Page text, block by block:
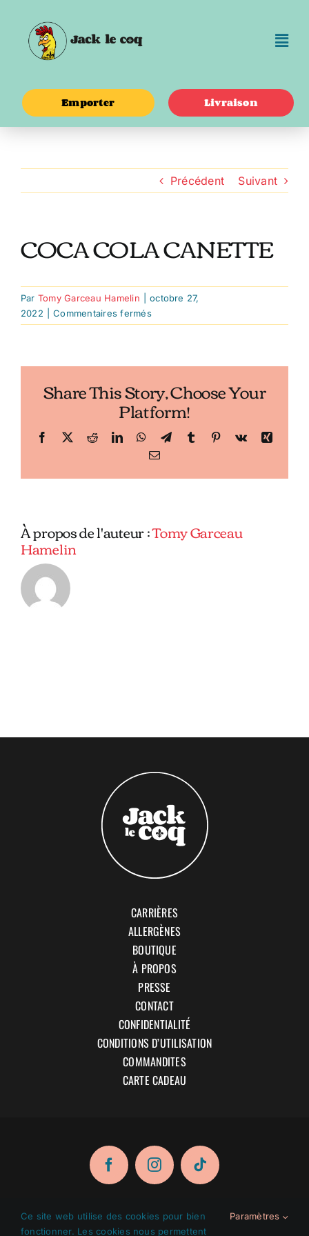
contenu
Emporter Livraison
Précédent Suivant
COCA COLA CANETTE
Par Tomy Garceau Hamelin
octobre 27,
2022
Commentaires ferméssur
COCA
Share This Story, Choose Your
Platform!
Facebook
X RedditLinkedInWhatsApp
TelegramTumblr Pinterest
Vk
Xing
Email
À propos de l'auteur :Tomy Garceau
Hamelin
CARRIÈRES
ALLERGÈNES
BOUTIQUE
À PROPOS
PRESSE
CONTACT
CONFIDENTIALITÉ
CONDITIONS D’UTILISATION
COMMANDITES
CARTE CADEAU
Ce site web utilise des cookies pour bien
fonctionner. Les cookies nous permettent
Paramètres